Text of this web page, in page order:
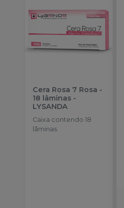
Cera Rosa 7 Rosa -
18 lâminas -
LYSANDA
Caixa contendo 18
lâminas.